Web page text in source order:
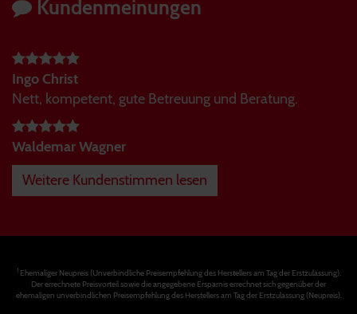
Kundenmeinungen
Ingo Christ
Nett, kompetent, gute Betreuung und Beratung.
Waldemar Wagner
Weitere Kundenstimmen lesen
1Ehemaliger Neupreis (Unverbindliche Preisempfehlung des Herstellers am Tag der Erstzulassung).
Der errechnete Preisvorteil sowie die angegebene Ersparnis errechnet sich gegenüber der
ehemaligen unverbindlichen Preisempfehlung des Herstellers am Tag der Erstzulassung (Neupreis).